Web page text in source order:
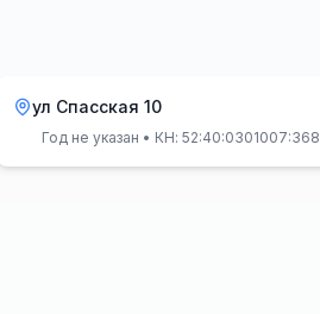
ул Спасская 10
Год не указан • КН: 52:40:0301007:368